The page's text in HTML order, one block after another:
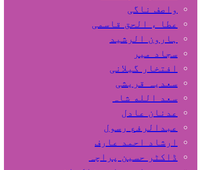
واصف ناگی
عطا ء الحق قاسمی
ہارون الرشید
سجاد میر
افتخار گیلانی
سعدیہ قریشی
سعد الله شاہ
عدنان عادل
عبدالرفع رسول
ارشاد احمد عارف
ڈاکٹر حسین پراچہ